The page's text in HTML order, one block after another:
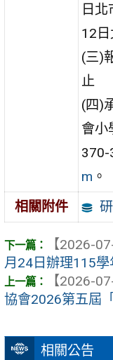
相關公告
日
12
(三)
止
(四)
會小
370-
m 。
相關附件
【2026-
月24日辦理115學
【2026-
協會2026第五屆